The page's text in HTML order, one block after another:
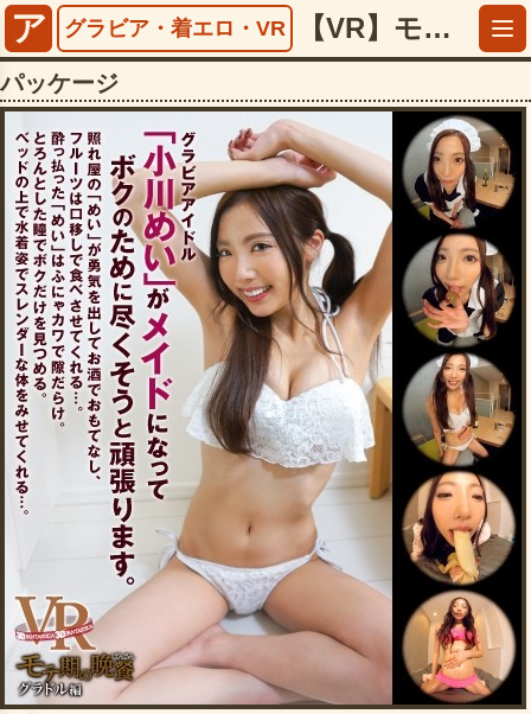
ア グラビア・着エロ・VR 【VR】モテ期の晩餐 グラドル編 小川めい【5497famo00036】
パッケージ